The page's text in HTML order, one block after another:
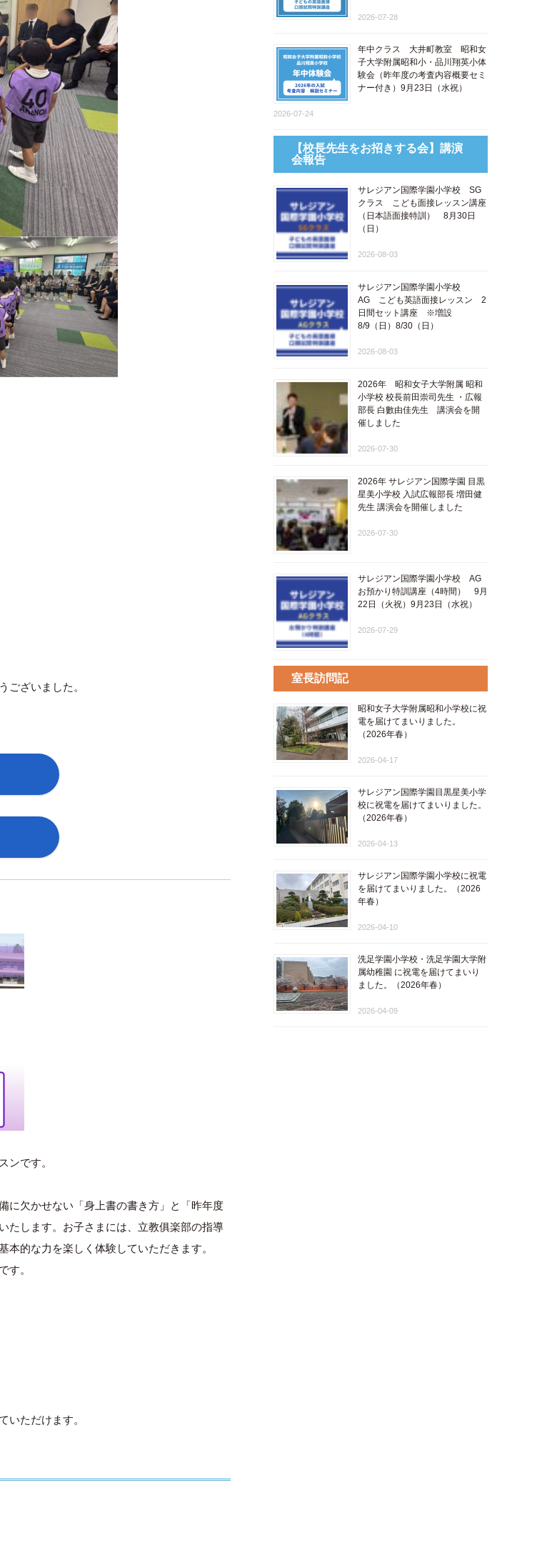
ございました。
ンです。
に欠かせない「身上書の書き方」と「昨年度
たします。お子さまには、立教俱楽部の指導
的な力を楽しく体験していただきます。
す。
いただけます。
2026-07-28
年中クラス 大井町教室 昭和女
子大学附属昭和小・品川翔英小体
験会（昨年度の考査内容概要セミ
ナー付き）9月23日（水祝）
2026-07-24
【校長先生をお招きする会】講演
会報告
サレジアン国際学園小学校 SG
クラス こども面接レッスン講座
​（日本語面接特訓​） 8月30日
（日）
2026-08-03
サレジアン国際学園小学校
AG こども英語面接レッスン 2
日間セット講座 ※増設
8/9（日）8/30（日）
2026-08-03
2026年 昭和女子大学附属 昭和
小学校 校長前田崇司先生 ・広報
部長 白數由佳先生 講演会を開
催しました
2026-07-30
2026年 サレジアン国際学園 目黒
星美小学校 入試広報部長 増田健
先生 講演会を開催しました
2026-07-30
サレジアン国際学園小学校 AG
お預かり特訓講座（4時間） 9月
22日（火祝）9月23日（水祝）
2026-07-29
室長訪問記
昭和女子大学附属昭和小学校に祝
電を届けてまいりました。
（2026年春）
2026-04-17
サレジアン国際学園目黒星美小学
校に祝電を届けてまいりました。
（2026年春）
2026-04-13
サレジアン国際学園小学校に祝電
を届けてまいりました。（2026
年春）
2026-04-10
洗足学園小学校・洗足学園大学附
属幼稚園 に祝電を届けてまいり
ました。（2026年春）
2026-04-09